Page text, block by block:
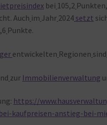
bei 105,2
Auch im Jahr 2024 setzt
Punkte.
entwickelten Regionen sind
zur Immobilienverwaltung
https://
kaufpreisen-anstieg-bei-